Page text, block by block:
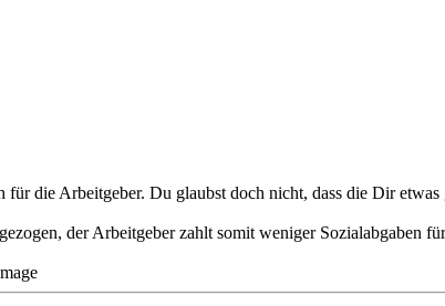
die Arbeitgeber. Du glaubst doch nicht, dass die Dir etwas
der Arbeitgeber zahlt somit weniger Sozialabgaben